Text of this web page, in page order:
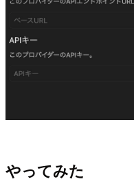
やってみた